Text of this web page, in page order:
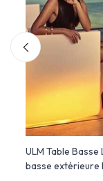
ULM Table
basse extérieure